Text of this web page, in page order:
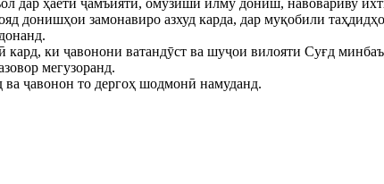
донишҳои замонавиро азхуд карда, дар муқобили
кард, ки ҷавонони ватандӯст ва шуҷои вилояти Суғд
мегузоранд.
ҷавонон то дергоҳ шодмонӣ намуданд.